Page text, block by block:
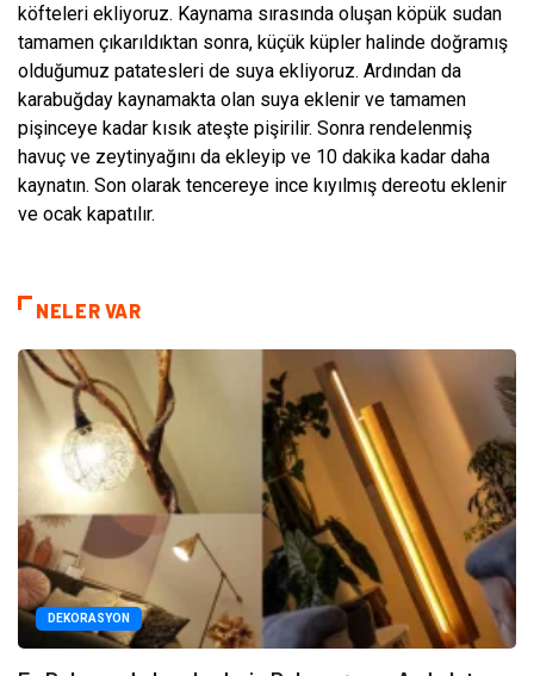
köfteleri ekliyoruz. Kaynama sırasında oluşan köpük sudan
tamamen çıkarıldıktan sonra, küçük küpler halinde doğramış
olduğumuz patatesleri de suya ekliyoruz. Ardından da
karabuğday kaynamakta olan suya eklenir ve tamamen
pişinceye kadar kısık ateşte pişirilir. Sonra rendelenmiş
havuç ve zeytinyağını da ekleyip ve 10 dakika kadar daha
kaynatın. Son olarak tencereye ince kıyılmış dereotu eklenir
ve ocak kapatılır.
NELER VAR
DEKORASYON